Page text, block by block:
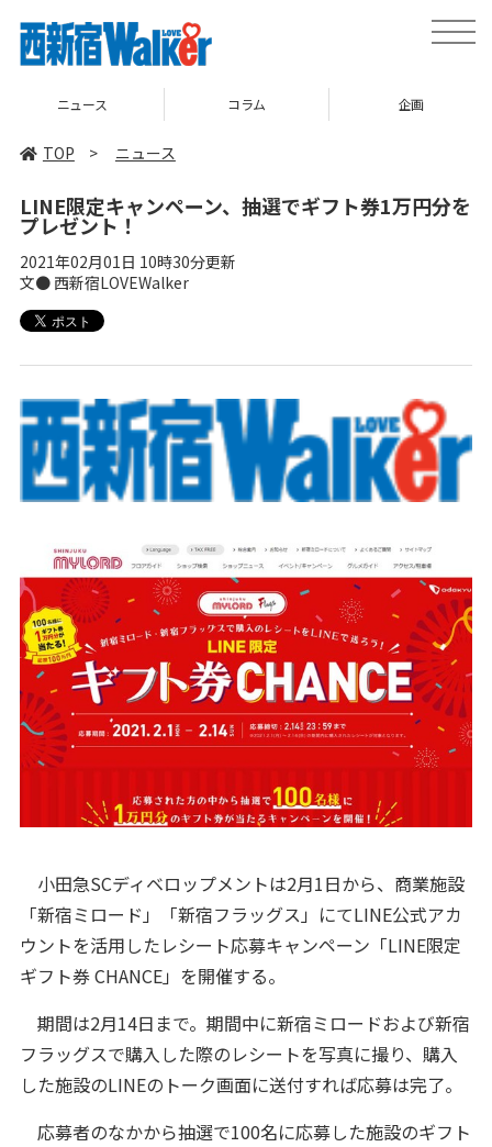
toggle
ニュース コラム 企画
TOP > ニュース
LINE限定キャンペーン、抽選でギフト券1万円分を
プレゼント！
2021年02月01日 10時30分更新
文● 西新宿LOVEWalker
小田急SCディベロップメントは2月1日から、商業施設
「新宿ミロード」「新宿フラッグス」にてLINE公式アカ
ウントを活用したレシート応募キャンペーン「LINE限定
ギフト券 CHANCE」を開催する。
期間は2月14日まで。期間中に新宿ミロードおよび新宿
フラッグスで購入した際のレシートを写真に撮り、購入
した施設のLINEのトーク画面に送付すれば応募は完了。
応募者のなかから抽選で100名に応募した施設のギフト